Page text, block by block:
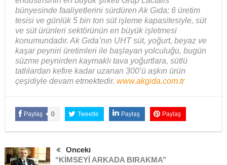
bünyesinde faaliyetlerini sürdüren Ak Gıda; 6 üretim
tesisi ve günlük 5 bin ton süt işleme kapasitesiyle, süt
ve süt ürünleri sektörünün en büyük işletmesi
konumundadır. Ak Gıda’nın UHT süt, yoğurt, beyaz ve
kaşar peyniri üretimleri ile başlayan yolculuğu, bugün
süzme peynirden kaymaklı tava yoğurtlara, sütlü
tatlılardan kefire kadar uzanan 300’ü aşkın ürün
çeşidiyle devam etmektedir. www.akgida.com.tr
Paylaş 0 Tweetle Paylaş Paylaş
Önceki
‘‘KİMSEYİ ARKADA BIRAKMA’’